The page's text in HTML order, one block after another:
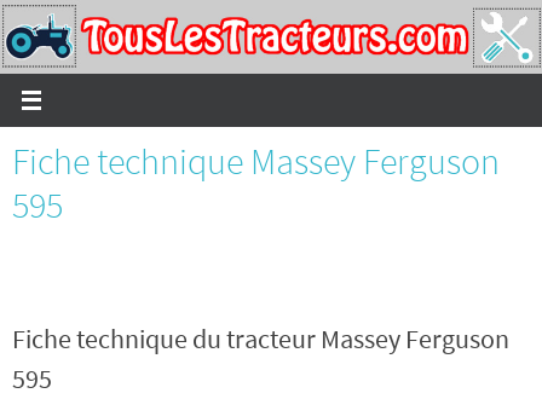
Passer
vers
le
contenu
Fiche technique Massey Ferguson
595
Fiche technique du tracteur Massey Ferguson
595